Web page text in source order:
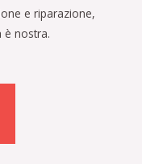
e riparazione,
è nostra.